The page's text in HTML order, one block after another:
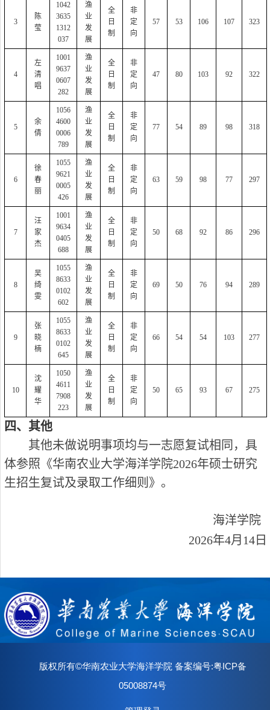
3
陈
莹
1042
3635
1312
037
渔
业
发
展
全
日
制
非
定
向
57 53 106 107 323
4
左
清
唱
1001
9637
0607
282
渔
业
发
展
全
日
制
非
定
向
47 80 103 92 322
5
余
倩
1056
4600
0006
789
渔
业
发
展
全
日
制
非
定
向
77 54 89 98 318
6
徐
春
丽
1055
9621
0005
426
渔
业
发
展
全
日
制
非
定
向
63 59 98 77 297
7
汪
家
杰
1001
9634
0405
688
渔
业
发
展
全
日
制
非
定
向
50 68 92 86 296
8
吴
绮
雯
1055
8633
0102
602
渔
业
发
展
全
日
制
非
定
向
69 50 76 94 289
9
张
晓
楠
1055
8633
0102
645
渔
业
发
展
全
日
制
非
定
向
66 54 54 103 277
10
沈
耀
华
1050
4611
7908
223
渔
业
发
展
全
日
制
非
定
向
50 65 93 67 275
四、其他
其他未做说明事项均与一志愿复试相同，具
体参照《华南农业大学海洋学院2026年硕士研究
生招生复试及录取工作细则》。
海洋学院
2026年4月 14 日
版权所有©华南农业大学海洋学院 备案编号:粤ICP备
05008874号